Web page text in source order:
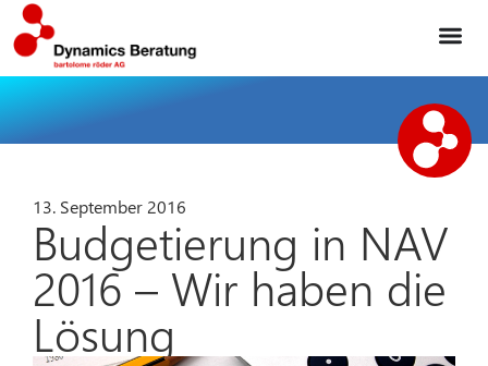
13. September 2016
Budgetierung in NAV
2016 – Wir haben die
Lösung